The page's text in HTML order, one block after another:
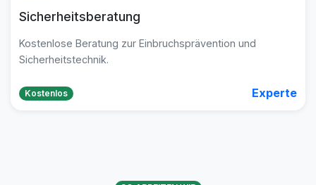
Sicherheitsberatung
Kostenlose Beratung zur Einbruchsprävention und
Sicherheitstechnik.
Kostenlos Experte